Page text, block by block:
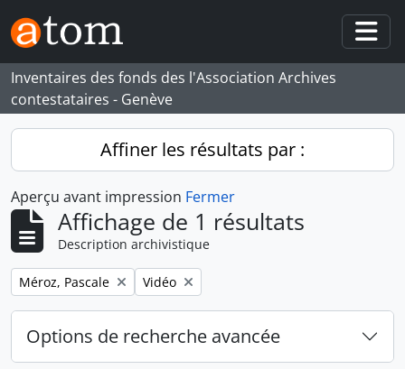
Skip to main content
Inventaires des fonds des l'Association Archives
contestataires - Genève
Affiner les résultats par :
Aperçu avant impression Fermer
Affichage de 1 résultats
Description archivistique
Remove filter:
Méroz, Pascale Remove filter:
Vidéo
Options de recherche avancée